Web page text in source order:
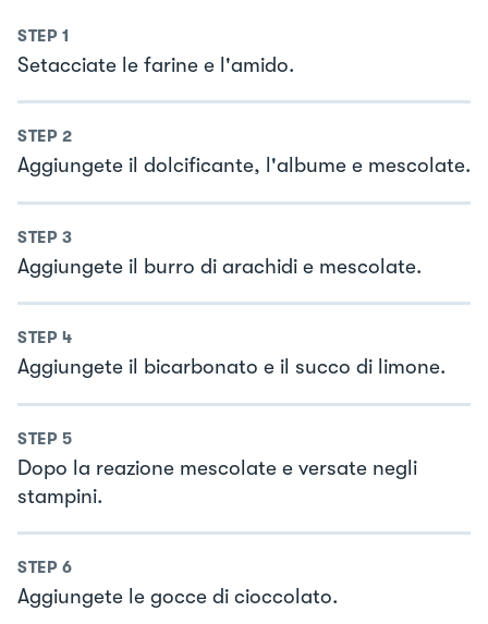
STEP 1
Setacciate le farine e l'amido.
STEP 2
Aggiungete il dolcificante, l'albume e mescolate.
STEP 3
Aggiungete il burro di arachidi e mescolate.
STEP 4
Aggiungete il bicarbonato e il succo di limone.
STEP 5
Dopo la reazione mescolate e versate negli
stampini.
STEP 6
Aggiungete le gocce di cioccolato.